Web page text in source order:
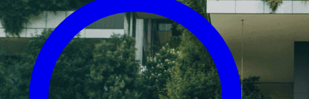
地図検索
記事
仲介会社様はこちらへ